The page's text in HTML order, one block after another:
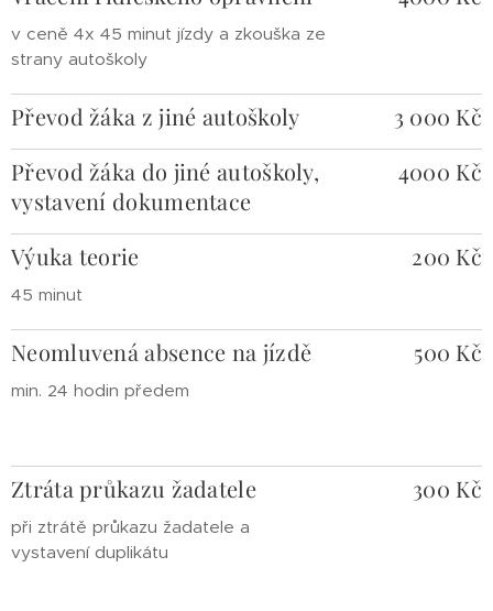
v ceně 4x 45 minut jízdy a zkouška ze
strany autoškoly
Převod žáka z jiné autoškoly
3 000 Kč
Převod žáka do jiné autoškoly,
vystavení dokumentace
4000 Kč
Výuka teorie
45 minut
200 Kč
Neomluvená absence na jízdě
min. 24 hodin předem
500 Kč
Ztráta průkazu žadatele
při ztrátě průkazu žadatele a
vystavení duplikátu
300 Kč